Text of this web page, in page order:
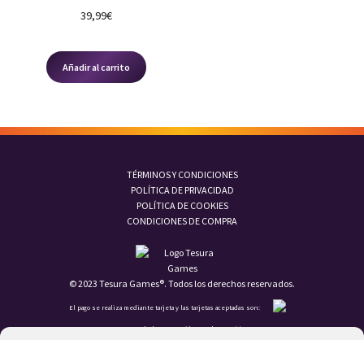
39,99€
Añadir al carrito
TÉRMINOS Y CONDICIONES
POLÍTICA DE PRIVACIDAD
POLÍTICA DE COOKIES
CONDICIONES DE COMPRA
© 2023 Tesura Games®. Todos los derechos reservados.
El pago se realiza mediante tarjeta y las tarjetas aceptadas son:
La moneda de transacción es el EURO (€).